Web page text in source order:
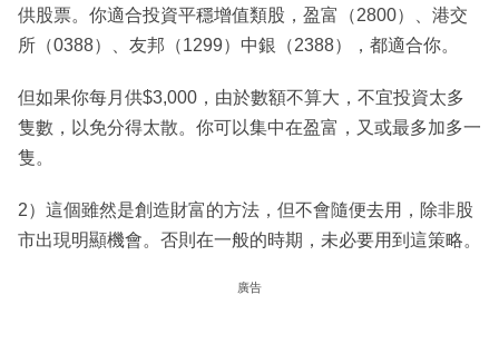
供股票。你適合投資平穩增值類股，盈富（2800）、港交
所（0388）、友邦（1299）中銀（2388），都適合你。
但如果你每月供$3,000，由於數額不算大，不宜投資太多
隻數，以免分得太散。你可以集中在盈富，又或最多加多一
隻。
2）這個雖然是創造財富的方法，但不會隨便去用，除非股
市出現明顯機會。否則在一般的時期，未必要用到這策略。
廣告